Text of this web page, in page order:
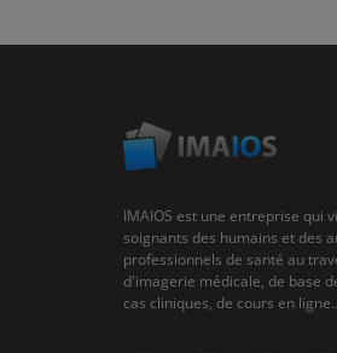
IMAIOS est une entreprise qui
soignants des humains et des
professionnels de santé au
d'imagerie médicale, de base
cas cliniques, de cours en